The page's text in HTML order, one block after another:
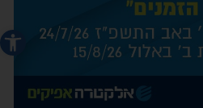
פתח